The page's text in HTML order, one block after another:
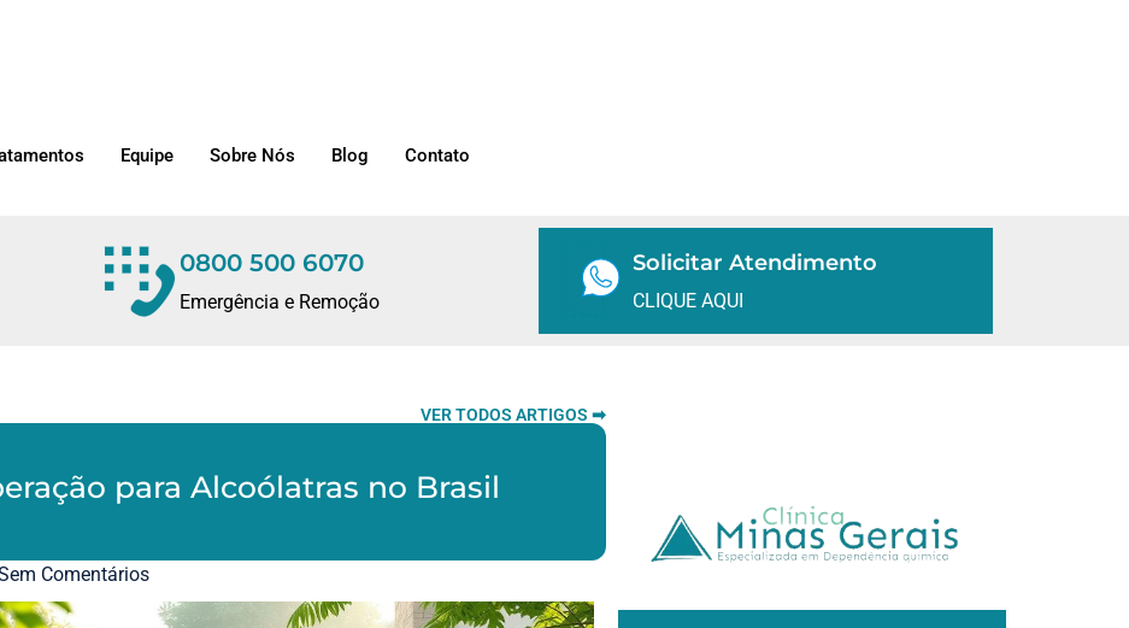
Equipe Sobre Nós Blog Contato
0800 500 6070
Emergência e Remoção
Solicitar Atendimento
CLIQUE AQUI
VER TODOS ARTIGOS ➡
para Alcoólatras no Brasil
Comentários